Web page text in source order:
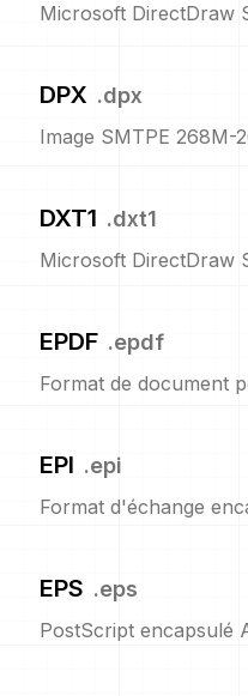
Microsoft DirectDraw
DPX .dpx
Image SMTPE 268M-
DXT1 .dxt1
Microsoft DirectDraw
EPDF .epdf
Format de document
EPI .epi
Format d'échange
EPS .eps
PostScript encapsulé